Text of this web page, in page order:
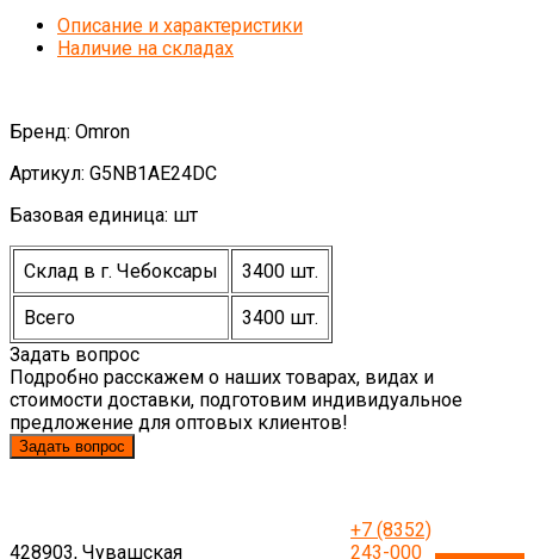
Описание и характеристики
Наличие на складах
Бренд: Omron
Артикул: G5NB1AE24DC
Базовая единица: шт
Склад в г. Чебоксары 3400 шт.
Всего
3400 шт.
Задать вопрос
Подробно расскажем о наших товарах, видах и
стоимости доставки, подготовим индивидуальное
предложение для оптовых клиентов!
Задать вопрос
428903, Чувашская
+7 (8352)
243-000